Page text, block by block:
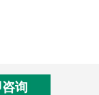
询